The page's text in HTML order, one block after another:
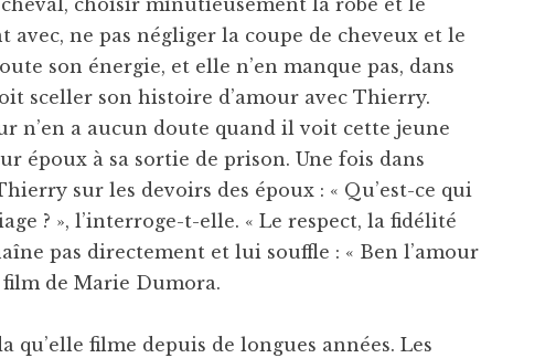
choisir minutieusement la robe et le
avec, ne pas négliger la coupe de cheveux et le
son énergie, et elle n’en manque pas, dans
sceller son histoire d’amour avec Thierry.
n’en a aucun doute quand il voit cette jeune
époux à sa sortie de prison. Une fois dans
sur les devoirs des époux : « Qu’est-ce qui
? », l’interroge-t-elle. « Le respect, la fidélité
pas directement et lui souffle : « Ben l’amour
de Marie Dumora.
filme depuis de longues années. Les